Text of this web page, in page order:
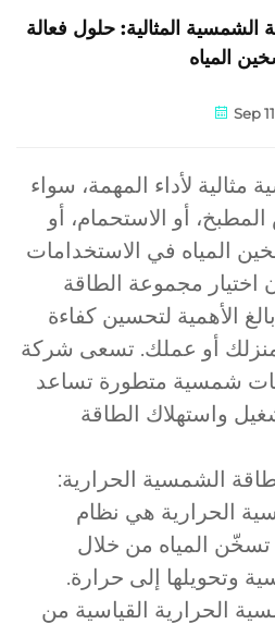
الشمسية المثالية: حلول فعالة
المياه
Sep
مثالية لأداء المهمة، سواء
أو الاستحمام، أو
المياه في الاستخدامات
اختيار مجموعة الطاقة
الأهمية لتحسين كفاءة
أو عملك. تسعى شركة
شمسية متطورة تساعد
واستهلاك الطاقة
الشمسية الحرارية:
الحرارية هي نظام
تسخّن المياه من خلال
وتحويلها إلى حرارة.
الحرارية القياسية من